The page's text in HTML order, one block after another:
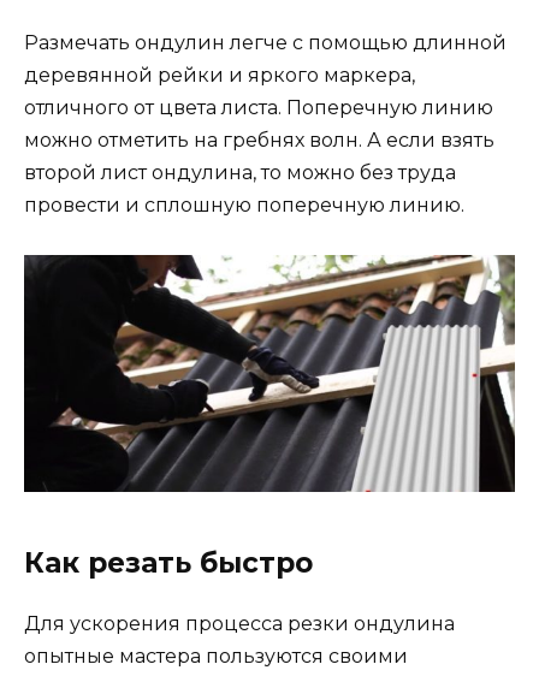
Размечать ондулин легче с помощью длинной
деревянной рейки и яркого маркера,
отличного от цвета листа. Поперечную линию
можно отметить на гребнях волн. А если взять
второй лист ондулина, то можно без труда
провести и сплошную поперечную линию.
Как резать быстро
Для ускорения процесса резки ондулина
опытные мастера пользуются своими